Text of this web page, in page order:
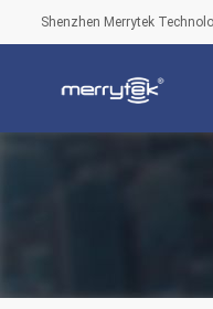
Shenzhen Merrytek